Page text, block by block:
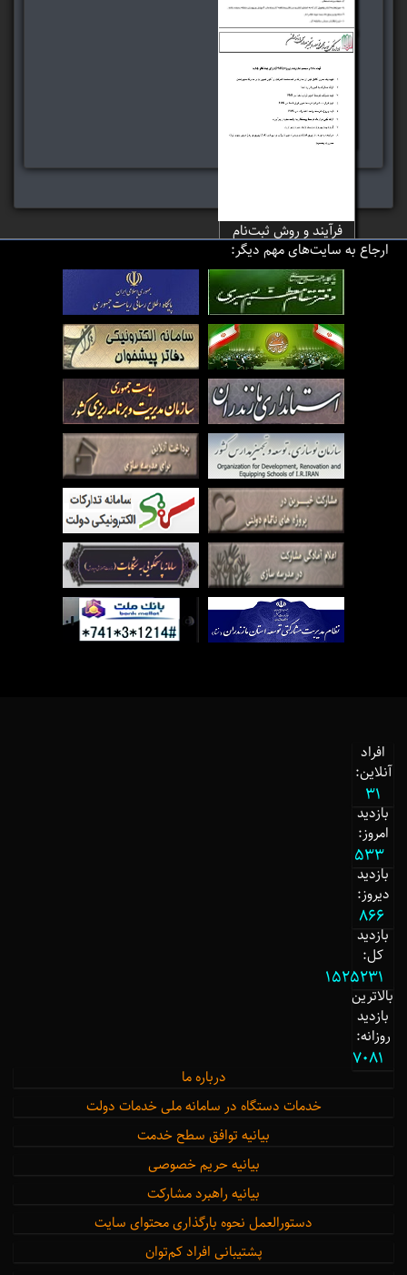
تعهدات
فرآیند و روش ارائه اسناد
مقاطعه کاری
فرآیند و روش ثبت‌نام
پیمانکار در سیستم
مدیریت پروژه
ارجاع به سایت‌های مهم دیگر:
افراد
آنلاین:
31
بازدید
امروز:
533
بازدید
دیروز:
866
بازدید
کل:
1525231
بالاترین
بازدید
روزانه:
7081
درباره ما
خدمات دستگاه در سامانه ملی خدمات دولت
بیانیه توافق سطح خدمت
بیانیه حریم خصوصی
بیانیه راهبرد مشارکت
دستورالعمل نحوه بارگذاری محتوای سایت
پشتیبانی افراد کم‌توان